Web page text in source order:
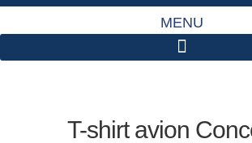
MENU
T-shirt avion